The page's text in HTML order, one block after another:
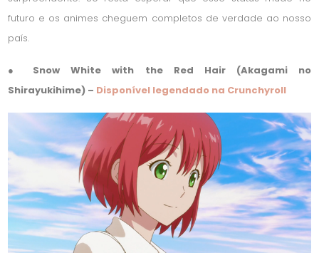
futuro e os animes cheguem completos de verdade ao nosso
país.
● Snow White with the Red Hair (Akagami no
Shirayukihime) – Disponível legendado na Crunchyroll